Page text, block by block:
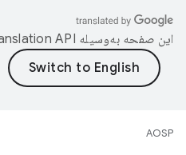
این صفحه به‌وسیله
AOSP